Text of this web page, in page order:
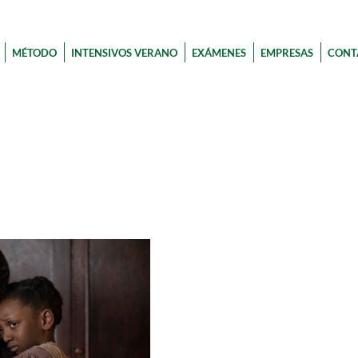
MÉTODO INTENSIVOS VERANO EXÁMENES EMPRESAS